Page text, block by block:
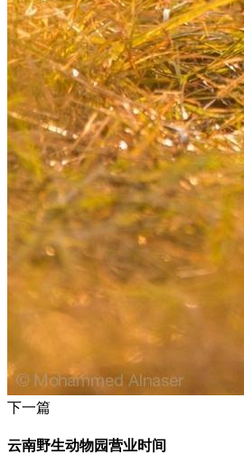
下一篇
云南野生动物园营业时间